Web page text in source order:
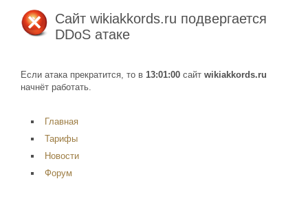
Сайт wikiakkords.ru подвергается
DDoS атаке
Если атака прекратится, то в 13:01:00 сайт wikiakkords.ru
начнёт работать.
Главная
Тарифы
Новости
Форум